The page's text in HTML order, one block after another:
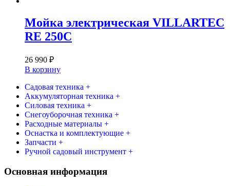
Мойка электрическая VILLARTEC
RE 250C
26 990 ₽
В корзину
Садовая техника +
Аккумуляторная техника +
Силовая техника +
Снегоуборочная техника +
Расходные материалы +
Оснастка и комплектующие +
Запчасти +
Ручной садовый инструмент +
Основная информация